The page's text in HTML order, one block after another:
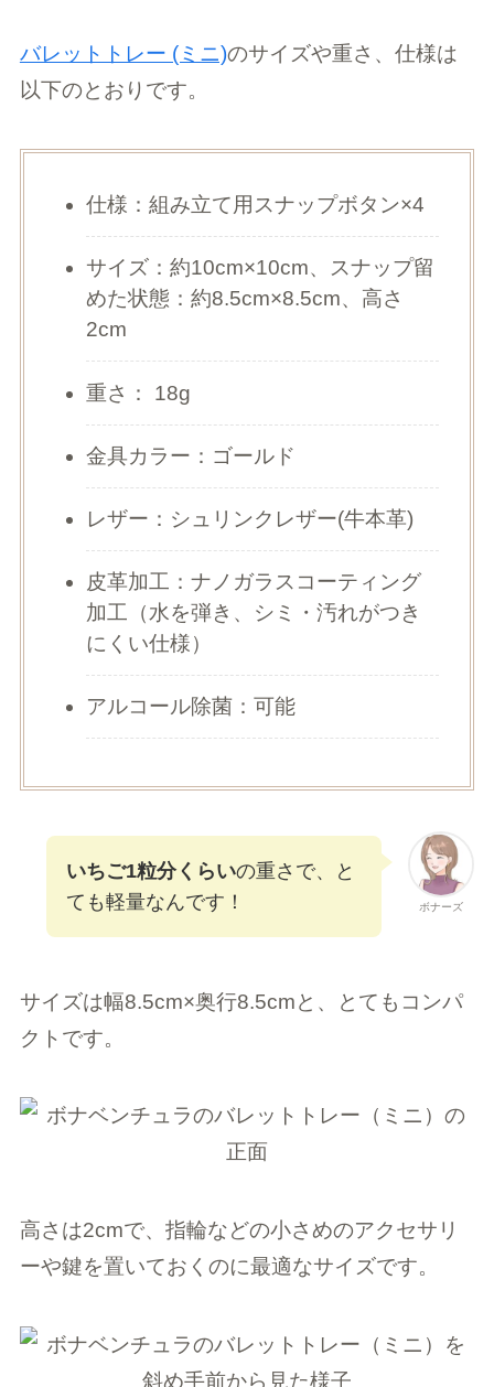
バレットトレー (ミニ)のサイズや重さ、仕様は
以下のとおりです。
仕様：組み立て用スナップボタン×4
サイズ：約10cm×10cm、スナップ留
めた状態：約8.5cm×8.5cm、高さ
2cm
重さ： 18g
金具カラー：ゴールド
レザー：シュリンクレザー(牛本革)
皮革加工：ナノガラスコーティング
加工（水を弾き、シミ・汚れがつき
にくい仕様）
アルコール除菌：可能
ボナーズ
いちご1粒分くらいの重さで、と
ても軽量なんです！
サイズは幅8.5cm×奥行8.5cmと、とてもコンパ
クトです。
高さは2cmで、指輪などの小さめのアクセサリ
ーや鍵を置いておくのに最適なサイズです。